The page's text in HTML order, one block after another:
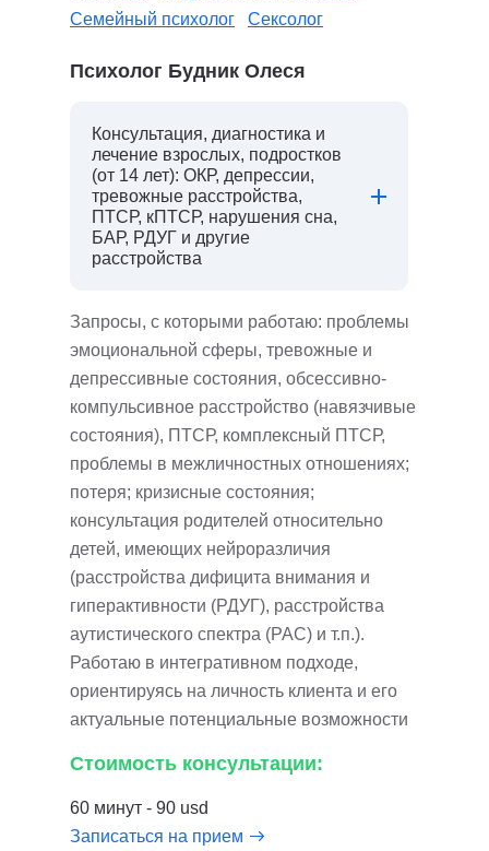
Семейный психолог
Сексолог
Психолог Будник Олеся
Консультация, диагностика и
лечение взрослых, подростков
(от 14 лет): ОКР, депрессии,
тревожные расстройства,
ПТСР, кПТСР, нарушения сна,
БАР, РДУГ и другие
расстройства
Запросы, с которыми работаю: проблемы
эмоциональной сферы, тревожные и
депрессивные состояния, обсессивно-
компульсивное расстройство (навязчивые
состояния), ПТСР, комплексный ПТСР,
проблемы в межличностных отношениях;
потеря; кризисные состояния;
консультация родителей относительно
детей, имеющих нейроразличия
(расстройства дифицита внимания и
гиперактивности (РДУГ), расстройства
аутистического спектра (РАС) и т.п.).
Работаю в интегративном подходе,
ориентируясь на личность клиента и его
актуальные потенциальные возможности
Стоимость консультации:
60 минут - 90 usd
Записаться на прием